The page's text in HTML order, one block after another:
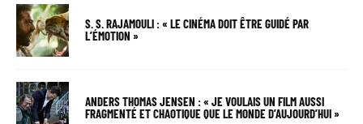
S. S. RAJAMOULI : « LE CINÉMA DOIT ÊTRE GUIDÉ PAR
L’ÉMOTION »
ANDERS THOMAS JENSEN : « JE VOULAIS UN FILM AUSSI
FRAGMENTÉ ET CHAOTIQUE QUE LE MONDE D’AUJOURD’HUI »